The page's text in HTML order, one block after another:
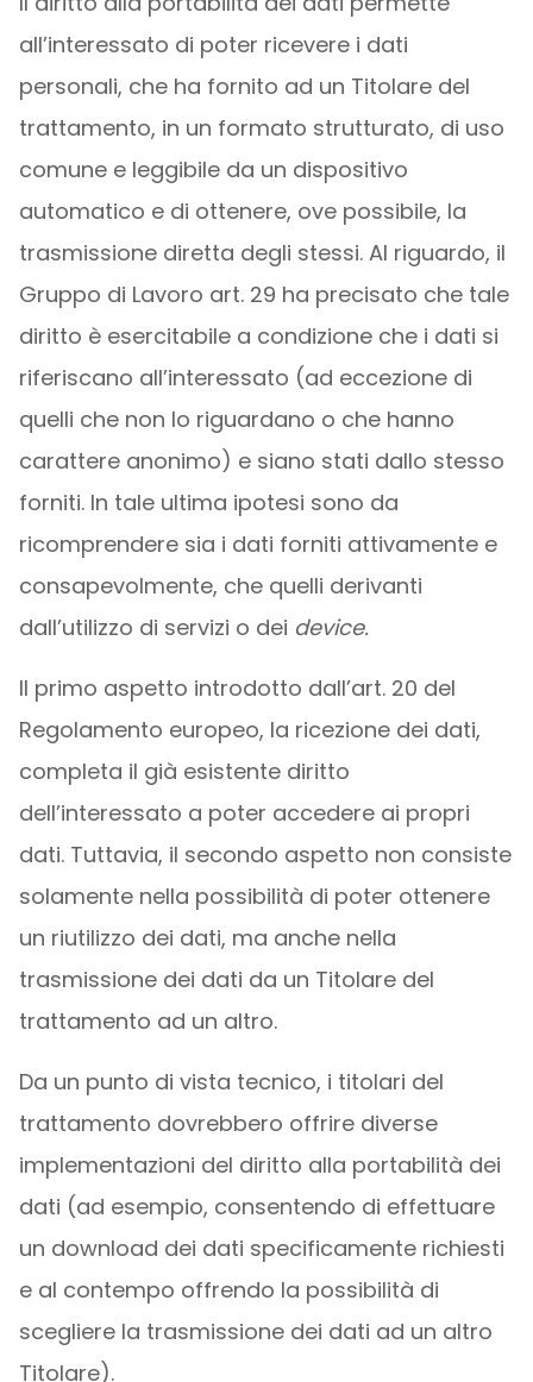
all’interessato di poter ricevere i dati
personali, che ha fornito ad un Titolare del
trattamento, in un formato strutturato, di uso
comune e leggibile da un dispositivo
automatico e di ottenere, ove possibile, la
trasmissione diretta degli stessi. Al riguardo, il
Gruppo di Lavoro art. 29 ha precisato che tale
diritto è esercitabile a condizione che i dati si
riferiscano all’interessato (ad eccezione di
quelli che non lo riguardano o che hanno
carattere anonimo) e siano stati dallo stesso
forniti. In tale ultima ipotesi sono da
ricomprendere sia i dati forniti attivamente e
consapevolmente, che quelli derivanti
dall’utilizzo di servizi o dei device.
Il primo aspetto introdotto dall’art. 20 del
Regolamento europeo, la ricezione dei dati,
completa il già esistente diritto
dell’interessato a poter accedere ai propri
dati. Tuttavia, il secondo aspetto non consiste
solamente nella possibilità di poter ottenere
un riutilizzo dei dati, ma anche nella
trasmissione dei dati da un Titolare del
trattamento ad un altro.
Da un punto di vista tecnico, i titolari del
trattamento dovrebbero offrire diverse
implementazioni del diritto alla portabilità dei
dati (ad esempio, consentendo di effettuare
un download dei dati specificamente richiesti
e al contempo offrendo la possibilità di
scegliere la trasmissione dei dati ad un altro
Titolare).